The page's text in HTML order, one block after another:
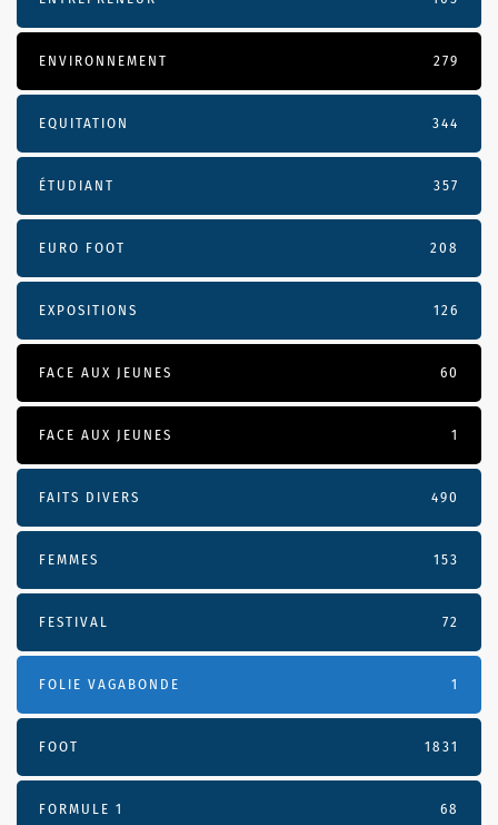
ENVIRONNEMENT 279
EQUITATION 344
ÉTUDIANT 357
EURO FOOT 208
EXPOSITIONS 126
FACE AUX JEUNES 60
FACE AUX JEUNES 1
FAITS DIVERS 490
FEMMES 153
FESTIVAL 72
FOLIE VAGABONDE 1
FOOT 1831
FORMULE 1 68